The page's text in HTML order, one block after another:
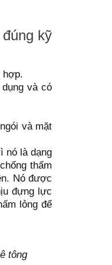
kỹ
hợp.
và có
và mặt
nó là dạng
thấm
Nó được
đựng lực
lỏng để
tông